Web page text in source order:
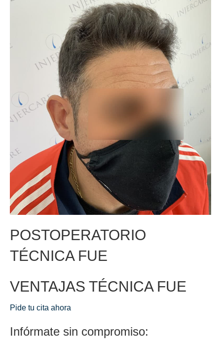
POSTOPERATORIO
TÉCNICA FUE
VENTAJAS TÉCNICA FUE
Pide tu cita ahora
Infórmate sin compromiso: